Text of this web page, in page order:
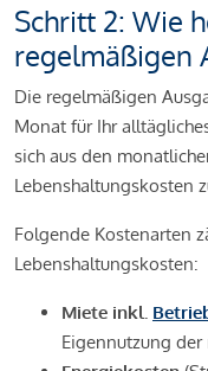
Schritt 2: Wie
regelmäßigen
Die regelmäßigen
Monat für Ihr
sich aus den
Lebenshaltungskosten
Folgende Kostenarten
Lebenshaltungskosten:
Miete inkl.
Eigennutzung